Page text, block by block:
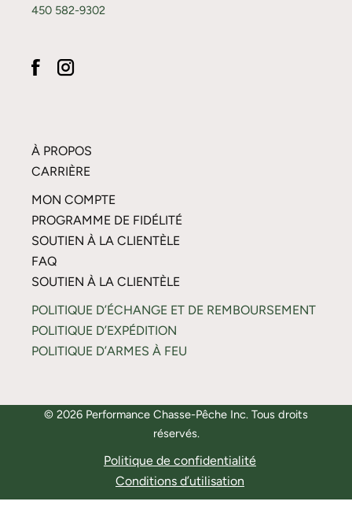
450 582-9302
À PROPOS
CARRIÈRE
MON COMPTE
PROGRAMME DE FIDÉLITÉ
SOUTIEN À LA CLIENTÈLE
FAQ
SOUTIEN À LA CLIENTÈLE
POLITIQUE D’ÉCHANGE ET DE REMBOURSEMENT
POLITIQUE D’EXPÉDITION
POLITIQUE D’ARMES À FEU
© 2026 Performance Chasse-Pêche Inc. Tous droits
réservés.
Politique de confidentialité
Conditions d’utilisation